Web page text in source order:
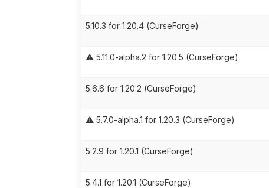
5.10.3 for 1.20.4 (CurseForge)
⚠️ 5.11.0-alpha.2 for 1.20.5 (CurseForge)
5.6.6 for 1.20.2 (CurseForge)
⚠️ 5.7.0-alpha.1 for 1.20.3 (CurseForge)
5.2.9 for 1.20.1 (CurseForge)
5.4.1 for 1.20.1 (CurseForge)